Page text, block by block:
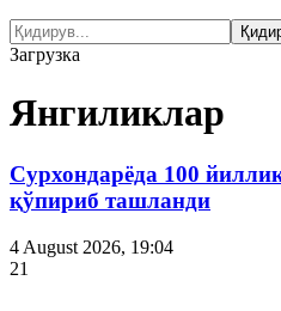
Загрузка
Янгиликлар
Сурхондарёда 100
қўпириб ташланди
4 August 2026, 19:04
21